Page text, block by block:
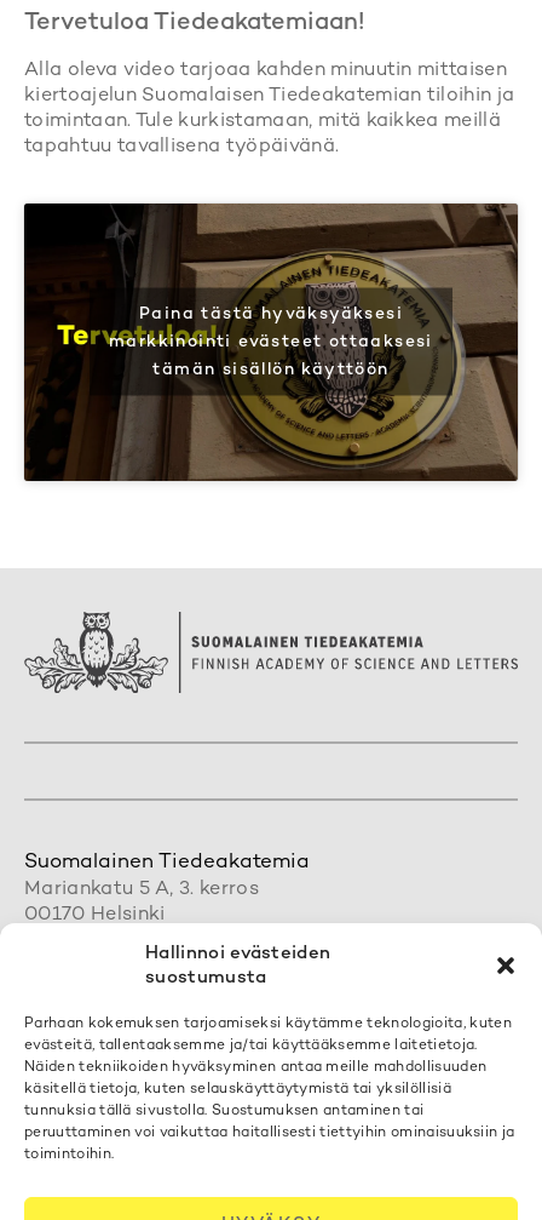
Hallinnoi evästeiden
suostumusta
Parhaan kokemuksen tarjoamiseksi käytämme teknologioita, kuten
evästeitä, tallentaaksemme ja/tai käyttääksemme laitetietoja.
Näiden tekniikoiden hyväksyminen antaa meille mahdollisuuden
käsitellä tietoja, kuten selauskäyttäytymistä tai yksilöllisiä
tunnuksia tällä sivustolla. Suostumuksen antaminen tai
peruuttaminen voi vaikuttaa haitallisesti tiettyihin ominaisuuksiin ja
toimintoihin.
Tervetuloa Tiedeakatemiaan!
Alla oleva video tarjoaa kahden minuutin mittaisen
kiertoajelun Suomalaisen Tiedeakatemian tiloihin ja
toimintaan. Tule kurkistamaan, mitä kaikkea meillä
tapahtuu tavallisena työpäivänä.
Paina tästä hyväksyäksesi
markkinointi evästeet ottaaksesi
tämän sisällön käyttöön
Suomalainen Tiedeakatemia
Mariankatu 5 A, 3. kerros
00170 Helsinki
+358 50 462 0890
acadsci@acadsci.fi
Henkilökunnan yhteystiedot
Löydät yhteystietomme täältä
Tilaa uutiskirjeemme
Voit liittyä postituslistallemme
Evästekäytäntö